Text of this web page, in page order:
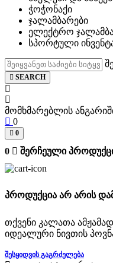
ჭოჭონაქი
ჯალამბარები
ელექტრო
სპორტული
SEARCH
მომხმარებლის
0
0
0 შერჩეული
პროდუქცია არ არის
თქვენი კალათა
იდეალური ნივთის
ᲨᲔᲡᲧᲘᲓᲕᲘᲡ ᲒᲐᲒᲠᲫᲔᲚᲔᲑᲐ